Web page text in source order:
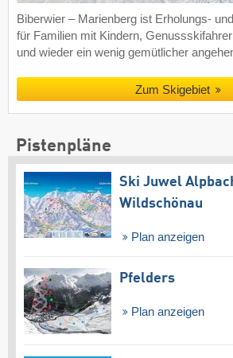
Biberwier – Marienberg ist Erholungs-
für Familien mit Kindern,
und wieder ein wenig gemütlicher
Zum Skigebiet
Pistenpläne
Ski Juwel
Wildschönau
Plan anzeigen
Pfelders
Plan anzeigen